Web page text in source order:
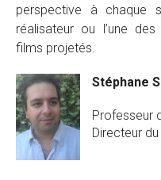
perspective à chaque
réalisateur ou l’une
films projetés.
Stéphane
Professeur
Directeur